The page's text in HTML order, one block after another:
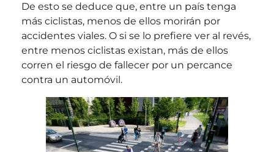
De esto se deduce que, entre un país tenga
más ciclistas, menos de ellos morirán por
accidentes viales. O si se lo prefiere ver al revés,
entre menos ciclistas existan, más de ellos
corren el riesgo de fallecer por un percance
contra un automóvil.